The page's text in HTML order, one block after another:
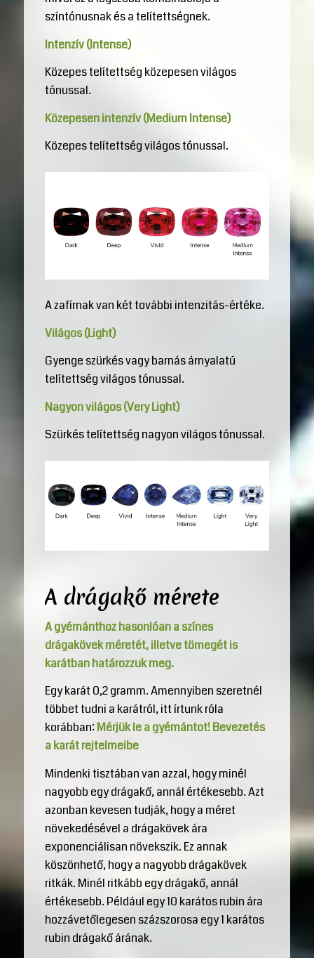
színtónusnak és a telítettségnek.
Intenzív (Intense)
Közepes telítettség közepesen világos
tónussal.
Közepesen intenzív (Medium Intense)
Közepes telítettség világos tónussal.
A zafírnak van két további intenzitás-értéke.
Világos (Light)
Gyenge szürkés vagy barnás árnyalatú
telítettség világos tónussal.
Nagyon világos (Very Light)
Szürkés telítettség nagyon világos tónussal.
A drágakő mérete
A gyémánthoz hasonlóan a színes
drágakövek méretét, illetve tömegét is
karátban határozzuk meg.
Egy karát 0,2 gramm. Amennyiben szeretnél
többet tudni a karátról, itt írtunk róla
korábban: Mérjük le a gyémántot! Bevezetés
a karát rejtelmeibe
Mindenki tisztában van azzal, hogy minél
nagyobb egy drágakő, annál értékesebb. Azt
azonban kevesen tudják, hogy a méret
növekedésével a drágakövek ára
exponenciálisan növekszik. Ez annak
köszönhető, hogy a nagyobb drágakövek
ritkák. Minél ritkább egy drágakő, annál
értékesebb. Például egy 10 karátos rubin ára
hozzávetőlegesen százszorosa egy 1 karátos
rubin drágakő árának.